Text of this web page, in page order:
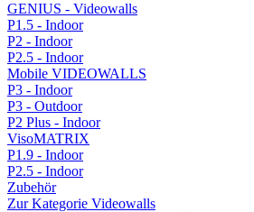
GENIUS - Videowalls
P1.5 - Indoor
P2 - Indoor
P2.5 - Indoor
Mobile VIDEOWALLS
P3 - Indoor
P3 - Outdoor
P2 Plus - Indoor
VisoMATRIX
P1.9 - Indoor
P2.5 - Indoor
Zubehör
Zur Kategorie Videowalls